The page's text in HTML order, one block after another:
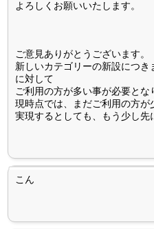
よろしくお願いいたします。
ご意見ありがとうございます。
新しいカテゴリーの新設につ
に対して
ご利用の方が多い事が必要とな
現時点では、まだご利用の方が
実現するとしても、もう少し先
こん